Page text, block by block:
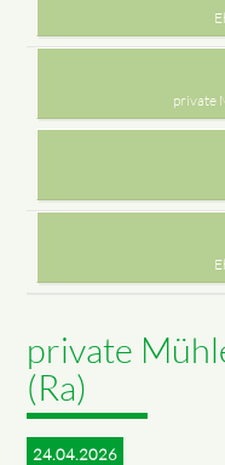
private
private
(Ra)
24.04.2026